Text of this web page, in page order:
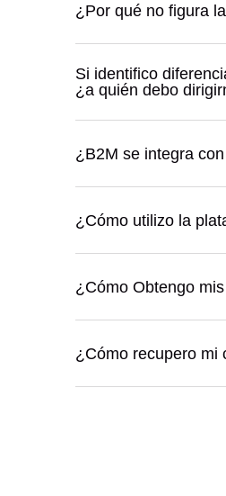
¿Por qué no figura
Si identifico
¿a quién debo
¿B2M se integra
¿Cómo utilizo la
¿Cómo Obtengo
¿Cómo recupero mi